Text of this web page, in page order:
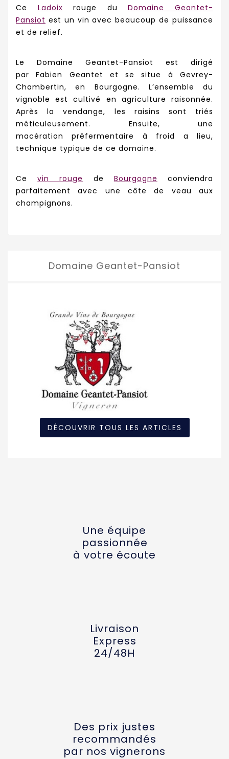
Ce Ladoix rouge duDomaine Geantet-
Pansiot est un vin avec beaucoup de puissance
et de relief.
Le Domaine Geantet-Pansiot est dirigé
par Fabien Geantet et se situe àGevrey-
Chambertin, en Bourgogne.
L’ensemble du
vignoble est cultivé en agriculture raisonnée.
Après la vendange, les raisins sont triés
méticuleusement. Ensuite, une
macérationpréfermentaire
à froid a lieu,
technique typique de ce domaine.
Cevin rouge de Bourgogne conviendra
parfaitement avec une côte de veau aux
champignons.
Domaine Geantet-Pansiot
DÉCOUVRIR TOUS LES ARTICLES
Une équipe
passionnée
à votre écoute
Livraison
Express
24/48H
Des prix justes
recommandés
par nos vignerons